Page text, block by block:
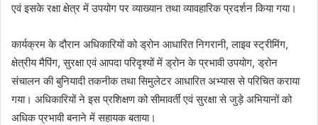
एवं इसके रक्षा क्षेत्र में उपयोग पर व्याख्यान तथा व्यावहारिक प्रदर्शन किया गया।
कार्यक्रम के दौरान अधिकारियों को ड्रोन आधारित निगरानी, लाइव स्ट्रीमिंग,
क्षेत्रीय मैपिंग, सुरक्षा एवं आपदा परिदृश्यों में ड्रोन के प्रभावी उपयोग, ड्रोन
संचालन की बुनियादी तकनीक तथा सिमुलेटर आधारित अभ्यास से परिचित कराया
गया। अधिकारियों ने इस प्रशिक्षण को सीमावर्ती एवं सुरक्षा से जुड़े अभियानों को
अधिक प्रभावी बनाने में सहायक बताया।